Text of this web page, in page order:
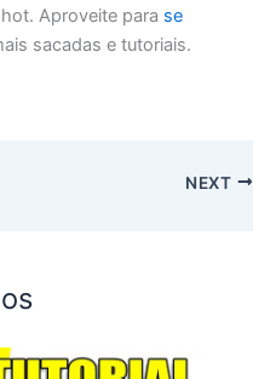
Aproveite para se
sacadas e tutoriais.
NEXT